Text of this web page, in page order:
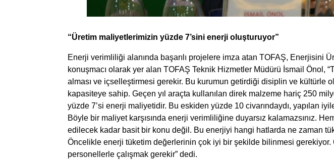
“Üretim maliyetlerimizin yüzde 7’sini enerji oluşturuyor”
Enerji verimliliği alanında başarılı projelere imza atan TOFAŞ, Enerjisini
konuşmacı olarak yer alan TOFAŞ Teknik Hizmetler Müdürü İsmail Önol,
alması ve içselleştirmesi gerekir. Bu kurumun getirdiği disiplin ve kültürle
kapasiteye sahip. Geçen yıl araçta kullanılan direk malzeme hariç 250
yüzde 7’si enerji maliyetidir. Bu eskiden yüzde 10 civarındaydı, yapılan
Böyle bir maliyet karşısında enerji verimliliğine duyarsız kalamazsınız.
edilecek kadar basit bir konu değil. Bu enerjiyi hangi hatlarda ne zaman
Öncelikle enerji tüketim değerlerinin çok iyi bir şekilde bilinmesi
personellerle çalışmak gerekir” dedi.